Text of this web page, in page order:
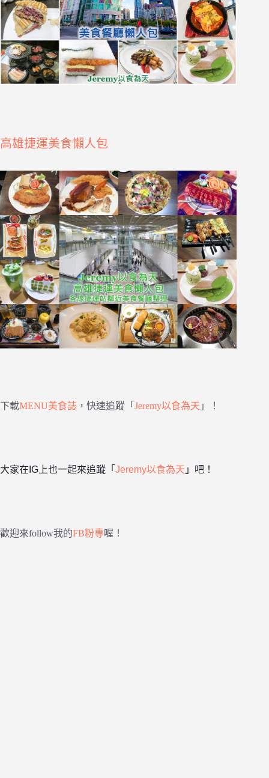
高雄捷運美食懶人包
下載MENU美食誌 ，快速追蹤「 Jeremy以食為天 」！
大家在IG上也一起來追蹤「 Jeremy以食為天 」吧！
歡迎來follow我的FB粉專喔！